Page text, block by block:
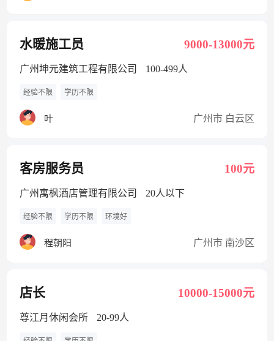
水暖施工员 9000-13000元
广州坤元建筑工程有限公司 100-499人
经验不限 学历不限
叶 广州市 白云区
客房服务员 100元
广州寓枫酒店管理有限公司 20人以下
经验不限 学历不限 环境好
程朝阳 广州市 南沙区
店长 10000-15000元
尊江月休闲会所 20-99人